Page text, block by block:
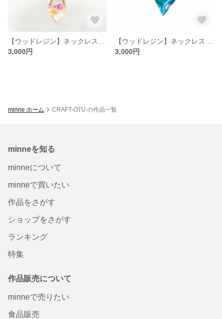
3,000円
3,000円
minne ホーム CRAFT-OTU の作品一覧
minneを知る
minneについて
minneで買いたい
作品をさがす
ショップをさがす
ランキング
特集
作品販売について
minneで売りたい
食品販売